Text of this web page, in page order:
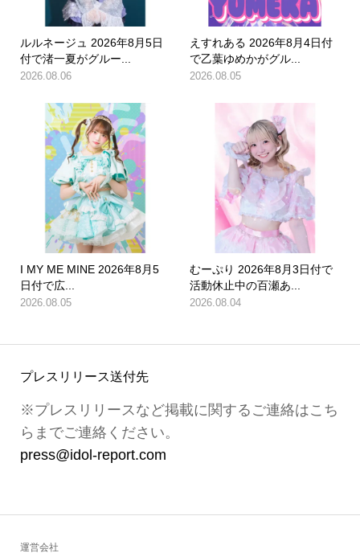
ルルネージュ 2026年8月5日
付で渚一夏がグルー...
2026.08.06
えすれある 2026年8月4日付
で乙葉ゆめかがグル...
2026.08.05
I MY ME MINE 2026年8月5
日付で広...
2026.08.05
むーぷり 2026年8月3日付で
活動休止中の百瀬あ...
2026.08.04
プレスリリース送付先
※プレスリリースなど掲載に関するご連絡はこち
らまでご連絡ください。
press@idol-report.com
運営会社